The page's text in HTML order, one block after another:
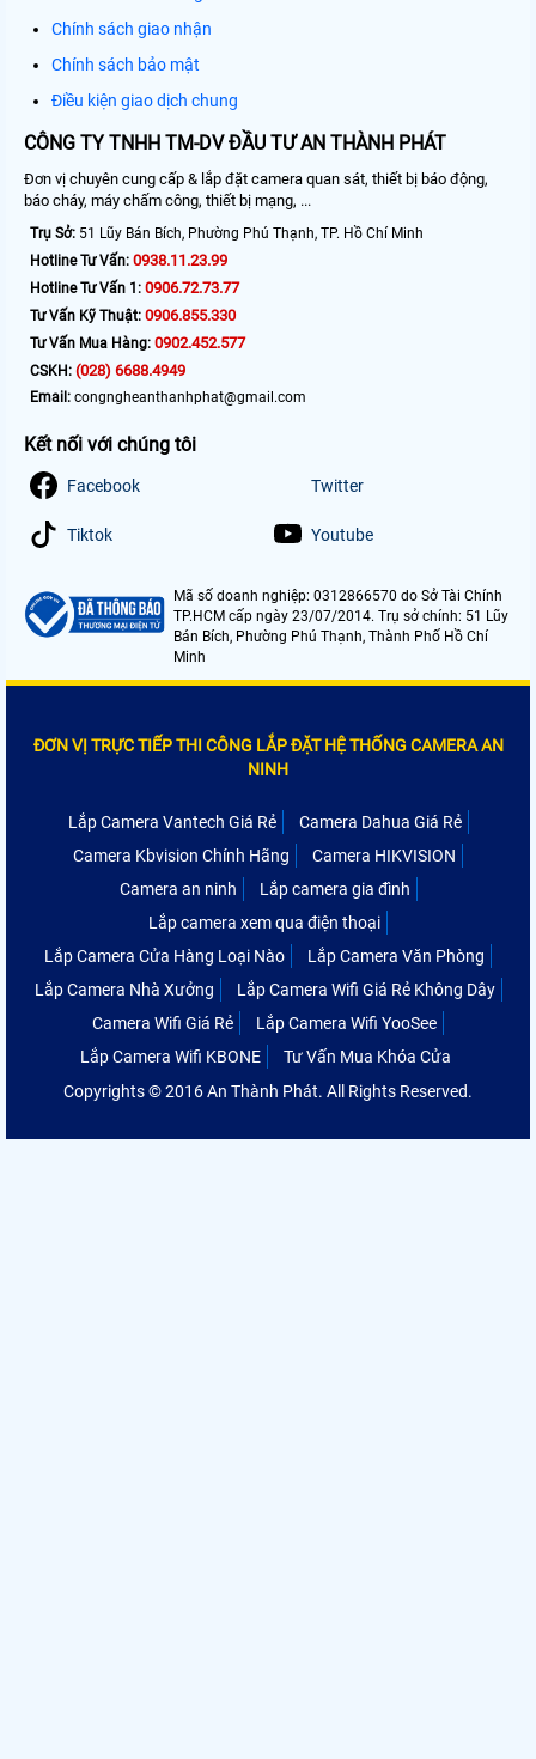
Chính sách giao nhận
Chính sách bảo mật
Điều kiện giao dịch chung
CÔNG TY TNHH TM-DV ĐẦU TƯ AN THÀNH PHÁT
Đơn vị chuyên cung cấp & lắp đặt camera quan sát, thiết bị báo động,
báo cháy, máy chấm công, thiết bị mạng, ...
Trụ Sở: 51 Lũy Bán Bích, Phường Phú Thạnh, TP. Hồ Chí Minh
Hotline Tư Vấn: 0938.11.23.99
Hotline Tư Vấn 1: 0906.72.73.77
Tư Vấn Kỹ Thuật: 0906.855.330
Tư Vấn Mua Hàng: 0902.452.577
CSKH: (028) 6688.4949
Email: congngheanthanhphat@gmail.com
Kết nối với chúng tôi
Facebook Twitter
Tiktok Youtube
Mã số doanh nghiệp: 0312866570 do Sở Tài Chính
TP.HCM cấp ngày 23/07/2014. Trụ sở chính: 51 Lũy
Bán Bích, Phường Phú Thạnh, Thành Phố Hồ Chí
Minh
ĐƠN VỊ TRỰC TIẾP THI CÔNG LẮP ĐẶT HỆ THỐNG CAMERA AN
NINH
Lắp Camera Vantech Giá Rẻ
Camera Dahua Giá Rẻ
Camera Kbvision Chính Hãng
Camera HIKVISION
Camera an ninh
Lắp camera gia đình
Lắp camera xem qua điện thoại
Lắp Camera Cửa Hàng Loại Nào
Lắp Camera Văn Phòng
Lắp Camera Nhà Xưởng
Lắp Camera Wifi Giá Rẻ Không Dây
Camera Wifi Giá Rẻ
Lắp Camera Wifi YooSee
Lắp Camera Wifi KBONE
Tư Vấn Mua Khóa Cửa
Copyrights © 2016 An Thành Phát. All Rights Reserved.